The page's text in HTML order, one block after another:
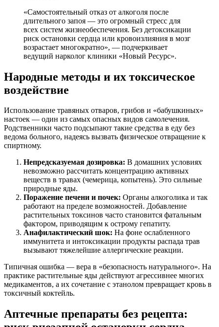
«Самостоятельный отказ от алкоголя после
длительного запоя — это огромный стресс для
всех систем жизнеобеспечения. Без детоксикации
риск остановки сердца или кровоизлияния в мозг
возрастает многократно», — подчеркивает
ведущий нарколог клиники «Новый Ресурс».
Народные методы и их токсическое
воздействие
Использование травяных отваров, грибов и «бабушкиных»
настоек — один из самых опасных видов самолечения.
Родственники часто подсыпают такие средства в еду без
ведома больного, надеясь вызвать физическое отвращение к
спиртному.
Непредсказуемая дозировка: В домашних условиях
невозможно рассчитать концентрацию активных
веществ в травах (чемерица, копытень). Это сильные
природные яды.
Поражение печени и почек: Органы алкоголика и так
работают на пределе возможностей. Добавление
растительных токсинов часто становится фатальным
фактором, приводящим к острому гепатиту.
Анафилактический шок: На фоне ослабленного
иммунитета и интоксикации продукты распада трав
вызывают тяжелейшие аллергические реакции.
Типичная ошибка — вера в «безопасность натурального». На
практике растительные яды действуют агрессивнее многих
медикаментов, а их сочетание с этанолом превращает кровь в
токсичный коктейль.
Аптечные препараты без рецепта: